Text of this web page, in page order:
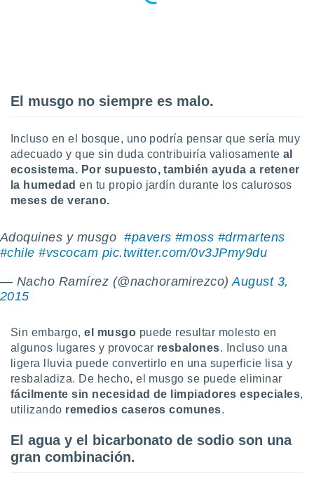
cookies
aceptar
de
sitio
de que
para
ni para
o
aunque
Puedes
acceder a
El musgo no siempre es malo.
Incluso en el bosque, uno podría pensar que sería muy
adecuado y que sin duda contribuiría valiosamenteal
ecosistema. Por supuesto, también ayudaa retener
la humedad en tu propio jardín durante los calurosos
meses de verano.
Adoquines y musgo ️#pavers #moss #drmartens
#chile #vscocam pic.twitter.com/0v3JPmy9du
— Nacho Ramírez (@nachoramirezco)August 3,
2015
Sin embargo,el musgo puede resultar molesto en
algunos lugares y provocar resbalones. Incluso una
ligera lluvia puede convertirlo en una superficie lisa y
resbaladiza. De hecho, el musgo se puede eliminar
fácilmentesin necesidad de limpiadores especiales,
utilizando remedios caseroscomunes.
El agua y el bicarbonato de sodio son una
gran combinación.